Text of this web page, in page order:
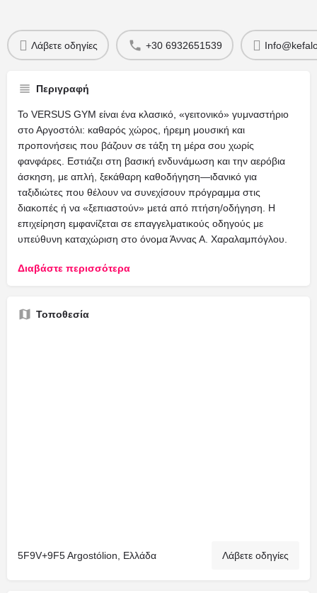
Λάβετε οδηγίες +30 6932651539
Περιγραφή
Το VERSUS GYM είναι ένα κλασικό, «γειτονικό» γυμναστήριο
στο Αργοστόλι: καθαρός χώρος, ήρεμη μουσική και
προπονήσεις που βάζουν σε τάξη τη μέρα σου χωρίς
φανφάρες. Εστιάζει στη βασική ενδυνάμωση και την αερόβια
άσκηση, με απλή, ξεκάθαρη καθοδήγηση—ιδανικό για
ταξιδιώτες που θέλουν να συνεχίσουν πρόγραμμα στις
διακοπές ή να «ξεπιαστούν» μετά από πτήση/οδήγηση. Η
επιχείρηση εμφανίζεται σε επαγγελματικούς οδηγούς με
υπεύθυνη καταχώριση στο όνομα Άννας Α. Χαραλαμπόγλου.
Διαβάστε περισσότερα
Τοποθεσία
5F9V+9F5 Argostólion, Ελλάδα Λάβετε οδηγίες